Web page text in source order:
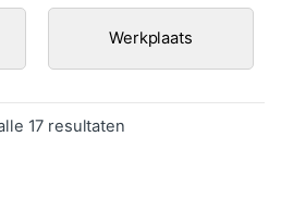
Werkplaats
17 resultatenGesorteerd op